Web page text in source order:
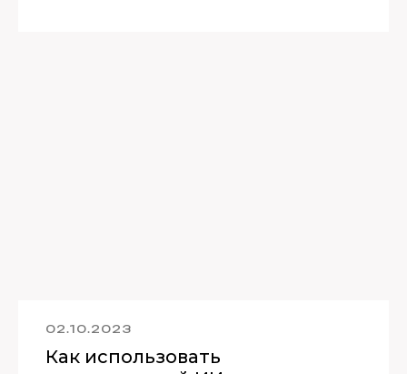
02.10.2023
Как использовать